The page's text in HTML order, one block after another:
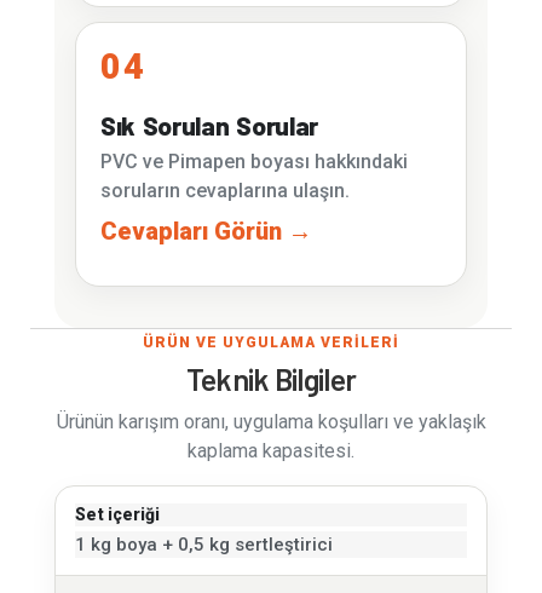
04
Sık Sorulan Sorular
PVC ve Pimapen boyası hakkındaki
soruların cevaplarına ulaşın.
Cevapları Görün →
ÜRÜN VE UYGULAMA VERİLERİ
Teknik Bilgiler
Ürünün karışım oranı, uygulama koşulları ve yaklaşık
kaplama kapasitesi.
Set içeriği
1 kg boya + 0,5 kg sertleştirici